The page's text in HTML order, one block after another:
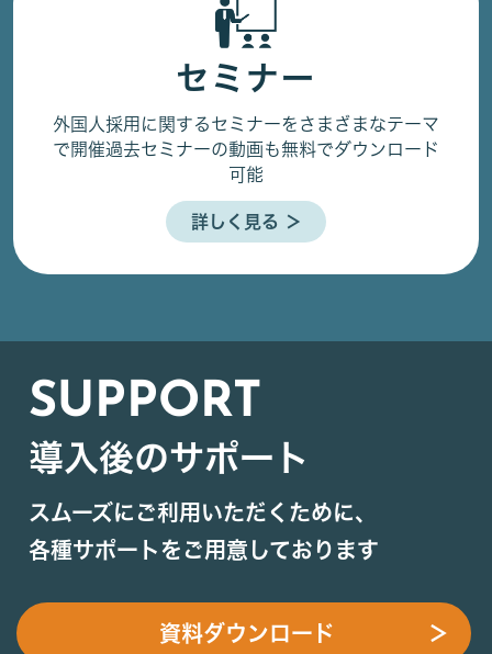
セミナー
外国人採用に関するセミナーをさまざまなテーマ
で開催過去セミナーの動画も無料でダウンロード
可能
詳しく見る ＞
SUPPORT
導入後のサポート
スムーズにご利用いただくために、
各種サポートをご用意しております
資料ダウンロード ＞